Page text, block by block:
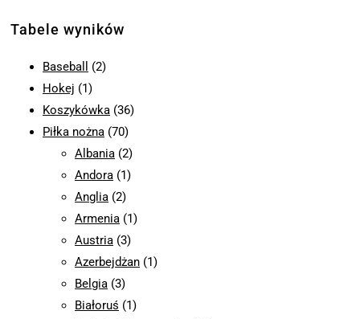
Tabele wyników
Baseball
(2)
Hokej (1)
Koszykówka (36)
Piłka nożna (70)
Albania (2)
Andora (1)
Anglia (2)
Armenia (1)
Austria (3)
Azerbejdżan (1)
Belgia (3)
Białoruś (1)